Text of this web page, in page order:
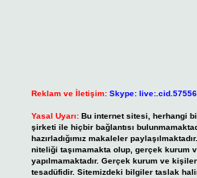
Reklam ve İletişim: Skype:
Yasal Uyarı: Bu internet sitesi, herhangi
şirketi ile hiçbir bağlantısı
hazırladığımız makaleler
niteliği taşımamakta olup, gerçek kurum
yapılmamaktadır. Gerçek kurum ve
tesadüfidir. Sitemizdeki bilgiler taslak